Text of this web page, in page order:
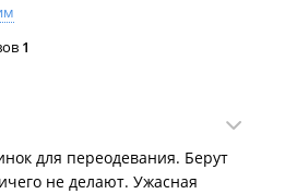
1
для переодевания. Берут
не делают. Ужасная